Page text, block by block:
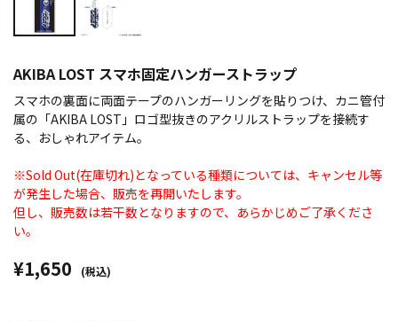
AKIBA LOST スマホ固定ハンガーストラップ
スマホの裏面に両面テープのハンガーリングを貼りつけ、カニ管付
属の「AKIBA LOST」ロゴ型抜きのアクリルストラップを接続す
る、おしゃれアイテム。
※Sold Out(在庫切れ)となっている種類については、キャンセル等
が発生した場合、販売を再開いたします。
但し、販売数は若干数となりますので、あらかじめご了承くださ
い。
¥1,650 (税込)